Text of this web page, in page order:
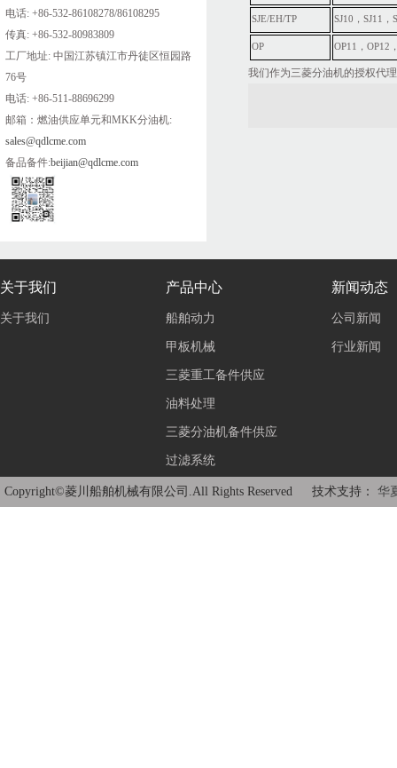
电话: +86-532-86108278/86108295
传真: +86-532-80983809
工厂地址: 中国江苏镇江市丹徒区恒园路
76号
电话: +86-511-88696299
邮箱：燃油供应单元和MKK分油机:
sales@qdlcme.com
备品备件:beijian@qdlcme.com
SJE/EH/TP SJ10，SJ11，
OP OP11，OP12
我们作为三菱分油机的授权代
关于我们
关于我们
产品中心
船舶动力
甲板机械
三菱重工备件供应
油料处理
三菱分油机备件供应
过滤系统
新闻动态
公司新闻
行业新闻
Copyright©菱川船舶机械有限公司.All Rights Reserved 技术支持： 华